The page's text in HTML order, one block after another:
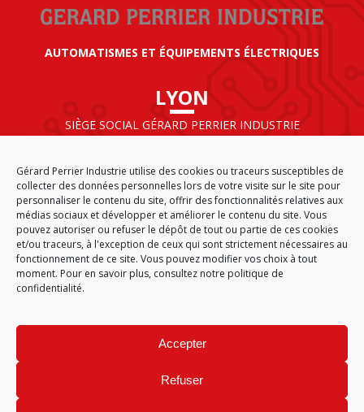
Gérard Perrier Industrie utilise des cookies ou traceurs susceptibles de
collecter des données personnelles lors de votre visite sur le site pour
personnaliser le contenu du site, offrir des fonctionnalités relatives aux
médias sociaux et développer et améliorer le contenu du site. Vous
pouvez autoriser ou refuser le dépôt de tout ou partie de ces cookies
et/ou traceurs, à l'exception de ceux qui sont strictement nécessaires au
fonctionnement de ce site. Vous pouvez modifier vos choix à tout
moment. Pour en savoir plus, consultez notre politique de
confidentialité.
Accepter
Refuser
AUTOMATISMES ET ÉQUIPEMENTS ÉLECTRIQUES
LYON
SIÈGE SOCIAL GÉRARD PERRIER INDUSTRIE
69125 LYON AÉROPORT SAINT EXUPÉRY
FRANCE
ACCUEIL CGA PLAN DU SITE
MENTIONS LÉGALES
DONNÉES PERSONNELLES
GÉRARD PERRIER INDUSTRIE – TOUS DROITS RÉSERVÉS